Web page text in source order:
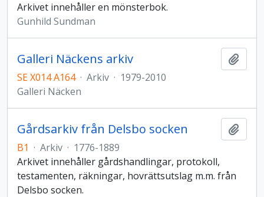
Arkivet innehåller en mönsterbok.
Gunhild Sundman
Galleri Näckens arkiv
SE X014 A164 · Arkiv · 1979-2010
Galleri Näcken
Gårdsarkiv från Delsbo socken
B1 · Arkiv · 1776-1889
Arkivet innehåller gårdshandlingar, protokoll,
testamenten, räkningar, hovrättsutslag m.m. från
Delsbo socken.